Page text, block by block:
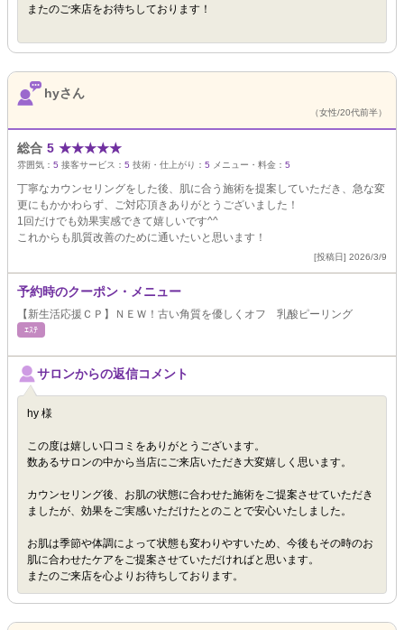
またのご来店をお待ちしております！
hyさん
（女性/20代前半）
総合 5 ★★★★★
雰囲気： 5 接客サービス： 5 技術・仕上がり： 5 メニュー・料金： 5
丁寧なカウンセリングをした後、肌に合う施術を提案していただき、急な変
更にもかかわらず、ご対応頂きありがとうございました！
1回だけでも効果実感できて嬉しいです^^
これからも肌質改善のために通いたいと思います！
[投稿日] 2026/3/9
予約時のクーポン・メニュー
【新生活応援ＣＰ】ＮＥＷ！古い角質を優しくオフ 乳酸ピーリング
ｴｽﾃ
サロンからの返信コメント
hy 様
この度は嬉しい口コミをありがとうございます。
数あるサロンの中から当店にご来店いただき大変嬉しく思います。
カウンセリング後、お肌の状態に合わせた施術をご提案させていただき
ましたが、効果をご実感いただけたとのことで安心いたしました。
お肌は季節や体調によって状態も変わりやすいため、今後もその時のお
肌に合わせたケアをご提案させていただければと思います。
またのご来店を心よりお待ちしております。